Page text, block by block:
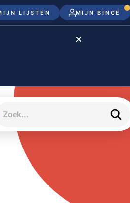
LIJSTEN MIJN BINGE
Disney+
meJane